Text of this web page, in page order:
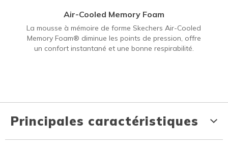
Air-Cooled Memory Foam
La mousse à mémoire de forme Skechers Air-Cooled
Memory Foam® diminue les points de pression, offre
un confort instantané et une bonne respirabilité.
Principales caractéristiques